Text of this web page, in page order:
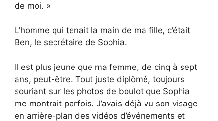
de moi. »
L’homme qui tenait la main de ma fille, c’était
Ben, le secrétaire de Sophia.
Il est plus jeune que ma femme, de cinq à sept
ans, peut-être. Tout juste diplômé, toujours
souriant sur les photos de boulot que Sophia
me montrait parfois. J’avais déjà vu son visage
en arrière-plan des vidéos d’événements et